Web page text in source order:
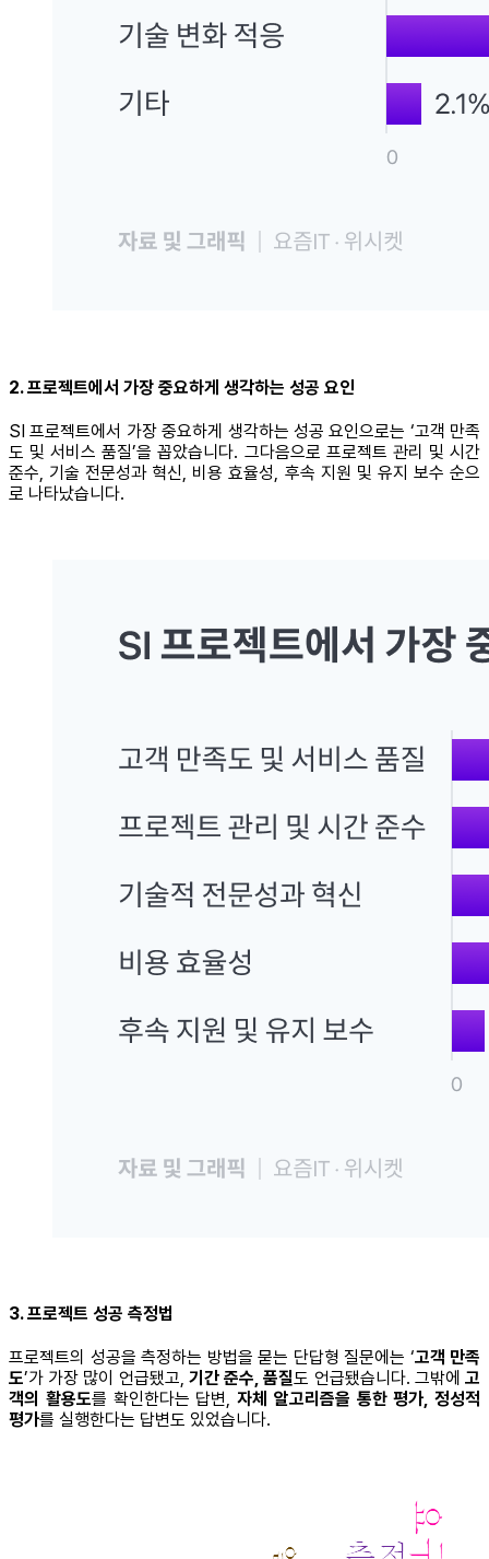
2. 프로젝트에서 가장 중요하게 생각하는 성공 요인
SI 프로젝트에서 가장 중요하게 생각하는 성공 요인으로는 ‘고객 만족
도 및 서비스 품질’을 꼽았습니다. 그다음으로 프로젝트 관리 및 시간
준수, 기술 전문성과 혁신, 비용 효율성, 후속 지원 및 유지 보수 순으
로 나타났습니다.
3. 프로젝트 성공 측정법
프로젝트의 성공을 측정하는 방법을 묻는 단답형 질문에는 ‘고객 만족
도’가 가장 많이 언급됐고, 기간 준수, 품질도 언급됐습니다. 그밖에고
객의 활용도를 확인한다는 답변, 자체 알고리즘을 통한 평가, 정성적
평가를 실행한다는 답변도 있었습니다.